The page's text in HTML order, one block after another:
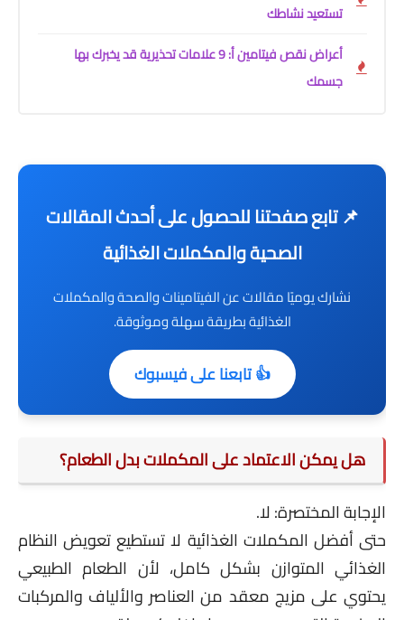
تستعيد نشاطك
أعراض نقص فيتامين أ: 9 علامات تحذيرية قد يخبرك بها
جسمك
📌 تابع صفحتنا للحصول على أحدث المقالات
الصحية والمكملات الغذائية
نشارك يوميًا مقالات عن الفيتامينات والصحة والمكملات
الغذائية بطريقة سهلة وموثوقة.
👍 تابعنا على فيسبوك
هل يمكن الاعتماد على المكملات بدل الطعام؟
الإجابة المختصرة: لا.
حتى أفضل المكملات الغذائية لا تستطيع تعويض النظام
الغذائي المتوازن بشكل كامل، لأن الطعام الطبيعي
يحتوي على مزيج معقد من العناصر والألياف والمركبات